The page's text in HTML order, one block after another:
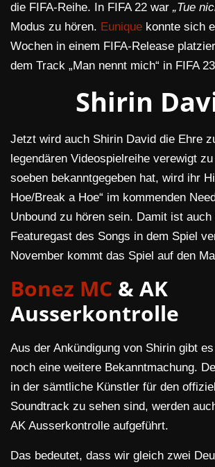
die FIFA-Reihe. In FIFA 22 war „Tue
Modus zu hören. Eunique konnte sich
Wochen in einem FIFA-Release
dem Track „Man nennt mich“ in FIFA
Shirin
Jetzt wird auch Shirin David die Ehre
legendären Videospielreihe verewigt
soeben bekanntgegeben hat, wird ihr
Hoe/Break a Hoe“ im kommenden
Unbound zu hören sein. Damit ist
Featuregast des Songs in dem Spiel
November kommt das Spiel auf den
Bonez MC & AK
Ausserkontrolle
Aus der Ankündigung von Shirin gibt
noch eine weitere Bekanntmachung.
in der sämtliche Künstler für den
Soundtrack zu sehen sind, werden
AK Ausserkontrolle aufgeführt.
Das bedeutet, dass wir gleich zwei